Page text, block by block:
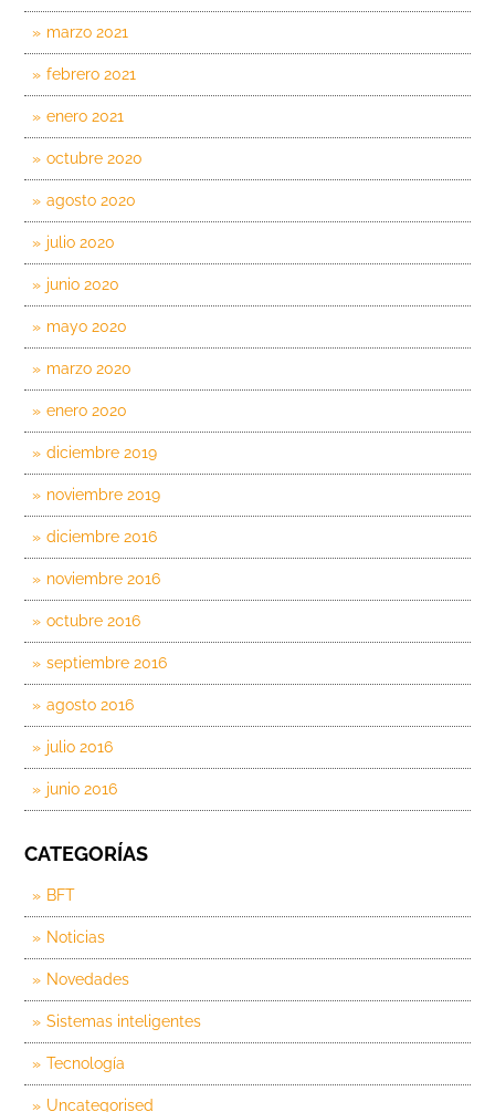
marzo 2021
febrero 2021
enero 2021
octubre 2020
agosto 2020
julio 2020
junio 2020
mayo 2020
marzo 2020
enero 2020
diciembre 2019
noviembre 2019
diciembre 2016
noviembre 2016
octubre 2016
septiembre 2016
agosto 2016
julio 2016
junio 2016
CATEGORÍAS
BFT
Noticias
Novedades
Sistemas inteligentes
Tecnología
Uncategorised